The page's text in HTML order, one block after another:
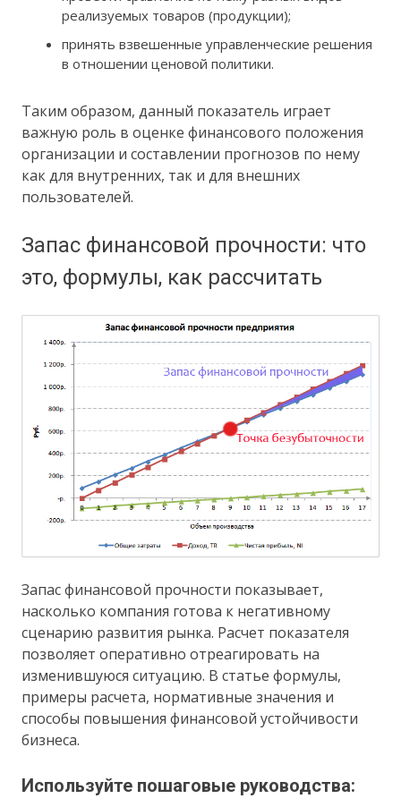
реализуемых товаров (продукции);
принять взвешенные управленческие решения
в отношении ценовой политики.
Таким образом, данный показатель играет
важную роль в оценке финансового положения
организации и составлении прогнозов по нему
как для внутренних, так и для внешних
пользователей.
Запас финансовой прочности: что
это, формулы, как рассчитать
Запас финансовой прочности показывает,
насколько компания готова к негативному
сценарию развития рынка. Расчет показателя
позволяет оперативно отреагировать на
изменившуюся ситуацию. В статье формулы,
примеры расчета, нормативные значения и
способы повышения финансовой устойчивости
бизнеса.
Используйте пошаговые руководства: